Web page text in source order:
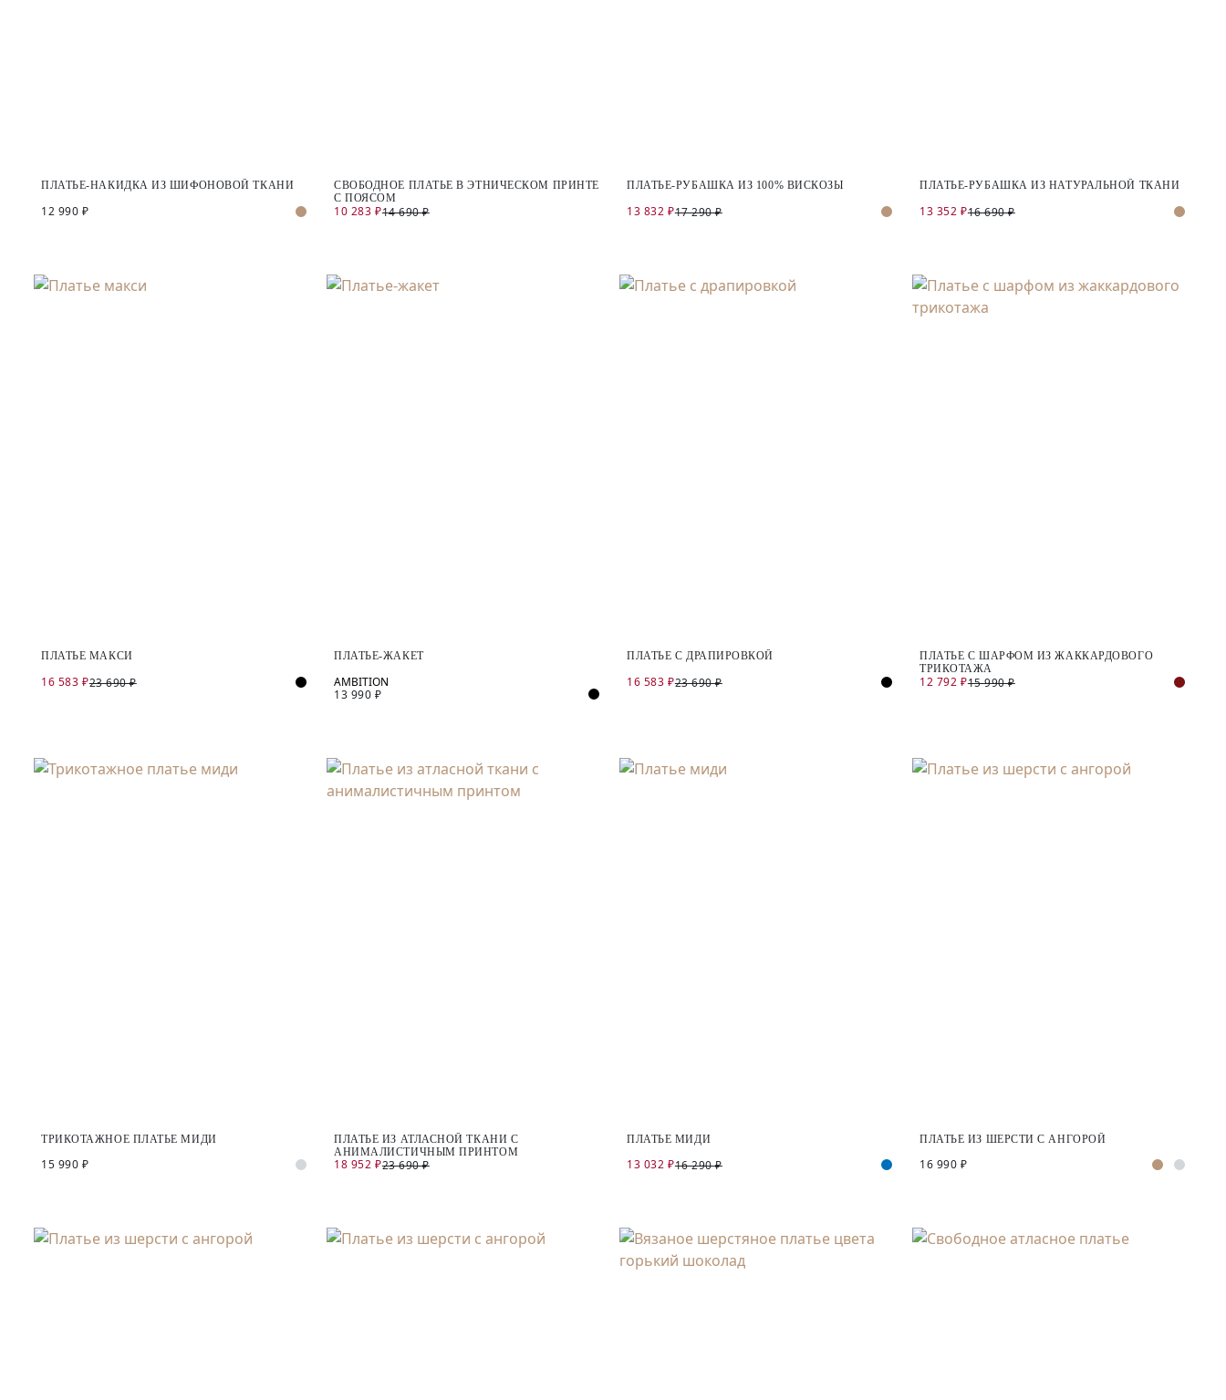
ПЛАТЬЕ-НАКИДКА ИЗ ШИФОНОВОЙ ТКАНИ
12 990 ₽
СВОБОДНОЕ ПЛАТЬЕ В ЭТНИЧЕСКОМ ПРИНТЕ
С ПОЯСОМ
10 283 ₽14 690 ₽
ПЛАТЬЕ-РУБАШКА ИЗ 100% ВИСКОЗЫ
13 832 ₽17 290 ₽
ПЛАТЬЕ-РУБАШКА ИЗ НАТУРАЛЬНОЙ ТКАНИ
13 352 ₽16 690 ₽
ПЛАТЬЕ МАКСИ
16 583 ₽23 690 ₽
ПЛАТЬЕ-ЖАКЕТ
13 990 ₽
ПЛАТЬЕ С ДРАПИРОВКОЙ
16 583 ₽23 690 ₽
ПЛАТЬЕ С ШАРФОМ ИЗ ЖАККАРДОВОГО
ТРИКОТАЖА
12 792 ₽15 990 ₽
ТРИКОТАЖНОЕ ПЛАТЬЕ МИДИ
15 990 ₽
ПЛАТЬЕ ИЗ АТЛАСНОЙ ТКАНИ С
АНИМАЛИСТИЧНЫМ ПРИНТОМ
18 952 ₽23 690 ₽
ПЛАТЬЕ МИДИ
13 032 ₽16 290 ₽
ПЛАТЬЕ ИЗ ШЕРСТИ С АНГОРОЙ
16 990 ₽